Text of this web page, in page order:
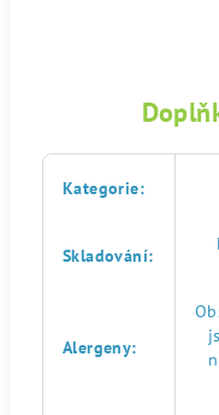
Kategorie:
Skladování:
Alergeny: